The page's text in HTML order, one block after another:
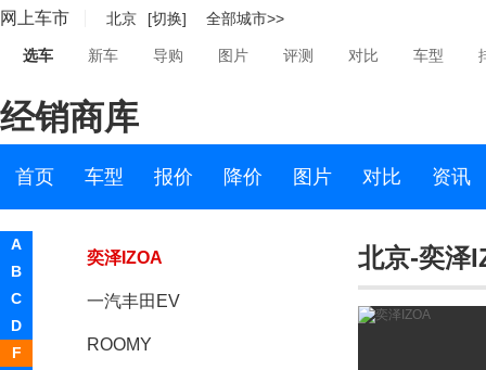
网上车市 北京 [切换] 全部城市>>
选车 新车 导购 图片 评测 对比 车型
经销商库
首页 车型 报价 降价 图片 对比 资讯
A
B
C
D
F
RAV4荣放
朗世
威驰FS
奕泽IZOA
一汽丰田EV
ROOMY
北京-奕泽